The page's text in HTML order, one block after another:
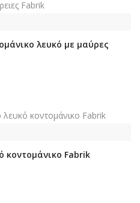
λευκό με μαύρες
κοντομάνικο Fabrik